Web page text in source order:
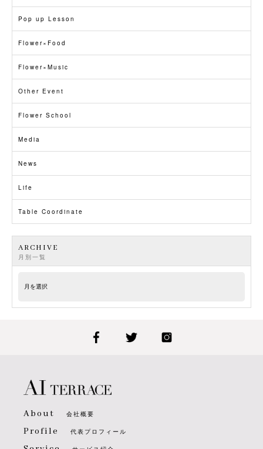
Pop up Lesson
Flower×Food
Flower×Music
Other Event
Flower School
Media
News
Life
Table Coordinate
ARCHIVE
月別一覧
About 会社概要
Profile 代表プロフィール